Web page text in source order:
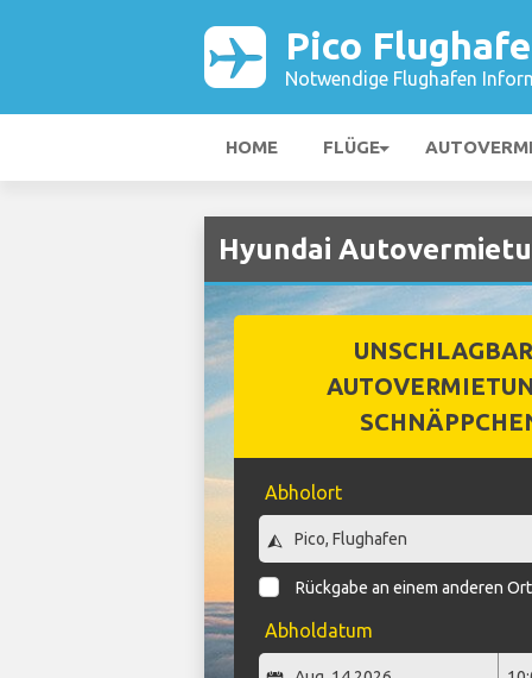
Pico
Notwendige Flughafen
HOME FLÜGE
Hyundai
Abholort
Rückgabe an einem anderen Ort
Abholdatum